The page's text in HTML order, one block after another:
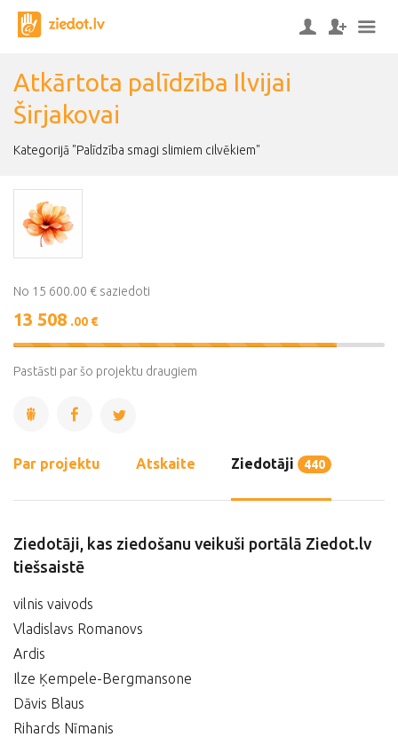
Atkārtota palīdzība Ilvijai
Širjakovai
Kategorijā "Palīdzība smagi slimiem cilvēkiem"
No 15 600.00 € saziedoti
13 508 .00 €
87%
Complete
Pastāsti par šo projektu draugiem
Par projektu Atskaite Ziedotāji 440
Ziedotāji, kas ziedošanu veikuši portālā Ziedot.lv
tiešsaistē
vilnis vaivods
Vladislavs Romanovs
Ardis
Ilze Ķempele-Bergmansone
Dāvis Blaus
Rihards Nīmanis